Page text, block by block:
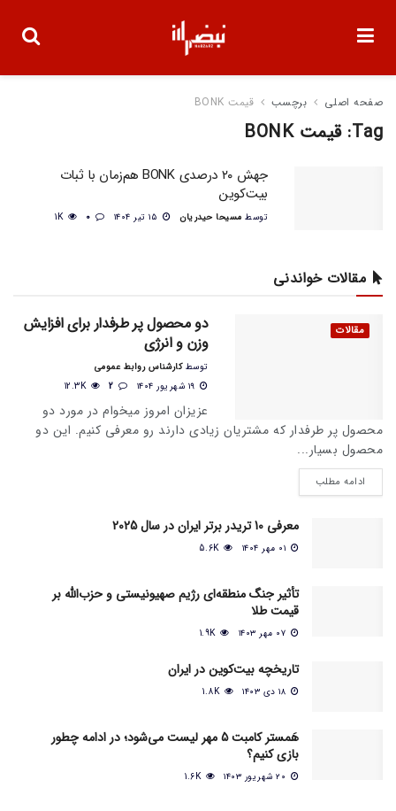
صفحه اصلی برچسب قیمت BONK
Tag: قیمت BONK
جهش ۲۰ درصدی BONK هم‌زمان با ثبات
بیت‌کوین
توسط مسیحا حیدریان 1K
مقالات خواندنی
مقالات
دو محصول پر طرفدار برای افزایش
وزن و انرژی
توسط کارشناس روابط عمومی
12.3K
عزیزان امروز میخوام در مورد دو
محصول پر طرفدار که مشتریان زیادی دارند رو معرفی کنیم. این دو
محصول بسیار...
ادامه مطلب
معرفی 10 تریدر برتر ایران در سال 2025
5.6K
تأثیر جنگ منطقه‌ای رژیم صهیونیستی و حزب‌الله بر
قیمت طلا
1.9K
تاریخچه بیت‌کوین در ایران
1.8K
هَمستر کامبت 5 مهر لیست می‌شود؛ در ادامه چطور
بازی کنیم؟
1.6K